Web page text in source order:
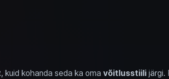
, kuid kohanda seda ka oma võitlusstiilijärgi.